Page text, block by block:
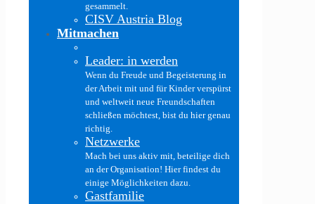
gesammelt.
CISV Austria Blog
Mitmachen
Leader: in werden
Wenn du Freude und Begeisterung in
der Arbeit mit und für Kinder verspürst
und weltweit neue Freundschaften
schließen möchtest, bist du hier genau
richtig.
Netzwerke
Mach bei uns aktiv mit, beteilige dich
an der Organisation! Hier findest du
einige Möglichkeiten dazu.
Gastfamilie